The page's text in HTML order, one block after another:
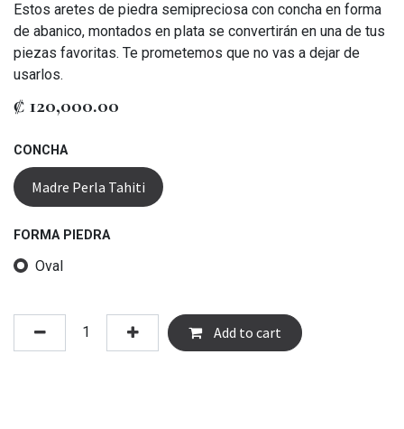
Estos aretes de piedra semipreciosa con concha en forma
de abanico, montados en plata se convertirán en una de tus
piezas favoritas. Te prometemos que no vas a dejar de
usarlos.
₡ 120,000.00
CONCHA
Madre Perla Tahiti
FORMA PIEDRA
Oval
Add to cart